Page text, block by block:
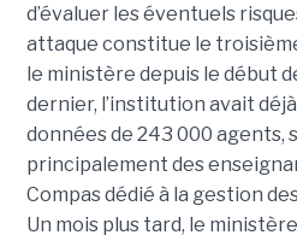
d’évaluer les éventuels
attaque constitue le
le ministère depuis le début
dernier, l’institution avait
données de 243 000 agents,
principalement des
Compas dédié à la gestion
Un mois plus tard, le